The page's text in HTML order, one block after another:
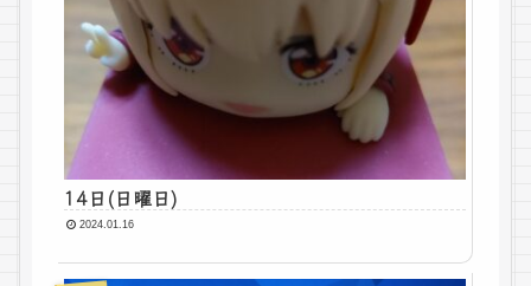
14日(日曜日)
2024.01.16